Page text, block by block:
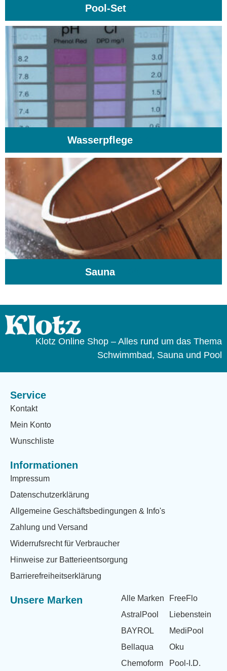
Pool-Set
Wasserpflege
Sauna
Klotz Online Shop – Alles rund um das Thema
Schwimmbad, Sauna und Pool
Service
Kontakt
Mein Konto
Wunschliste
Informationen
Impressum
Datenschutzerklärung
Allgemeine Geschäftsbedingungen & Info's
Zahlung und Versand
Widerrufsrecht für Verbraucher
Hinweise zur Batterieentsorgung
Barrierefreiheitserklärung
Unsere Marken
Alle Marken
AstralPool
BAYROL
Bellaqua
Chemoform
FreeFlo
Liebenstein
MediPool
Oku
Pool-I.D.